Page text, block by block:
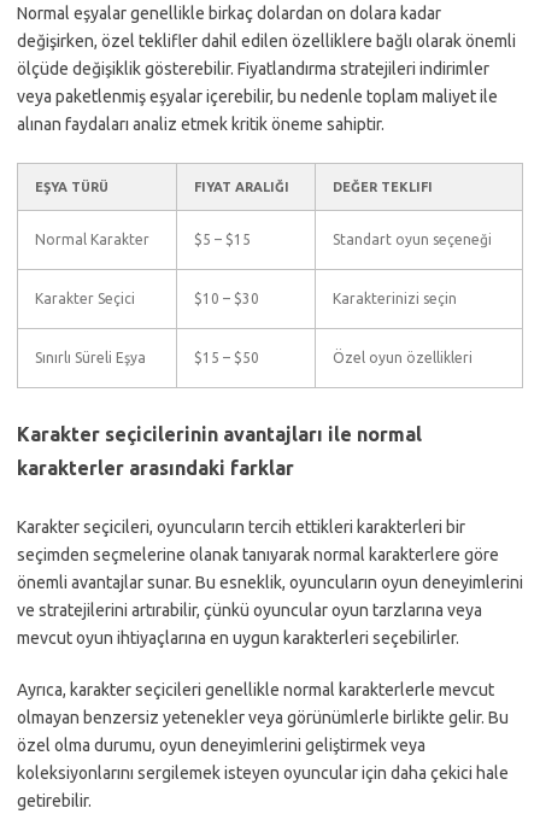
Normal eşyalar genellikle birkaç dolardan on dolara kadar
değişirken, özel teklifler dahil edilen özelliklere bağlı olarak önemli
ölçüde değişiklik gösterebilir. Fiyatlandırma stratejileri indirimler
veya paketlenmiş eşyalar içerebilir, bu nedenle toplam maliyet ile
alınan faydaları analiz etmek kritik öneme sahiptir.
EŞYA TÜRÜ FIYAT ARALIĞI DEĞER TEKLIFI
Normal Karakter $5 – $15 Standart oyun seçeneği
Karakter Seçici $10 – $30 Karakterinizi seçin
Sınırlı Süreli Eşya $15 – $50 Özel oyun özellikleri
Karakter seçicilerinin avantajları ile normal
karakterler arasındaki farklar
Karakter seçicileri, oyuncuların tercih ettikleri karakterleri bir
seçimden seçmelerine olanak tanıyarak normal karakterlere göre
önemli avantajlar sunar. Bu esneklik, oyuncuların oyun deneyimlerini
ve stratejilerini artırabilir, çünkü oyuncular oyun tarzlarına veya
mevcut oyun ihtiyaçlarına en uygun karakterleri seçebilirler.
Ayrıca, karakter seçicileri genellikle normal karakterlerle mevcut
olmayan benzersiz yetenekler veya görünümlerle birlikte gelir. Bu
özel olma durumu, oyun deneyimlerini geliştirmek veya
koleksiyonlarını sergilemek isteyen oyuncular için daha çekici hale
getirebilir.